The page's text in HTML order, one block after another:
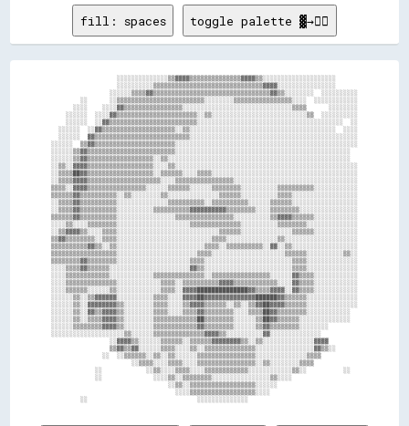
fill: spaces toggle palette ▓→✊🏽
                  ░░░░░░░░░░░░░░▒▒▓▓▓▓▒▒▒▒▒▒▒▒▒▒▒▒▒▒▓▓▓▓▒▒░░░░░░░░░░░░░░░░░░░░
                  ░░░░░░░░░░▒▒▒▒▒▒▒▒▒▒▒▒▒▒▒▒▒▒▒▒▒▒▒▒▒▒▒▒▒▒▓▓▓▓░░░░░░░░░░░░░░░░
                ░░░░░░▒▒▒▒▓▓▒▒▒▒▒▒▒▒▒▒▒▒▒▒▒▒▒▒▒▒▒▒▒▒▒▒▒▒▒▒▒▒▓▓▒▒░░░░░░░░  ░░░░░░░░░░
        ░░      ░░▒▒▒▒▒▒▒▒▒▒▒▒▒▒▒▒▒▒▒▒▒▒▒▒░░░░░░░░▒▒▒▒▒▒▒▒▒▒▒▒▒▒▒▒░░░░  ░░░░░░░░░░░░
      ░░░░    ░░░░▓▓▒▒▒▒▒▒▒▒▒▒▒▒▒▒▒▒░░░░░░░░░░░░░░░░░░░░░░░░░░░░░░▒▒▒▒      ░░░░░░░░
    ░░░░░░  ░░░░▓▓▒▒▒▒▒▒▒▒▒▒▒▒▒▒▒▒▒▒▒▒▒▒░░▒▒░░░░░░░░░░░░░░░░░░░░░░░░░░▒▒  ░░░░░░░░░░
    ░░░░░░  ░░▓▓▒▒▒▒▒▒▒▒▒▒▒▒▒▒▒▒▒▒▒▒▒▒▒▒░░░░░░░░░░░░░░░░░░░░░░░░░░░░░░░░░░░░░░░░  ░░
  ░░░░░░  ░░▓▓▒▒▒▒▒▒▒▒▒▒▒▒▒▒▒▒▒▒▒▒░░▒▒░░░░░░░░░░░░░░░░░░░░░░░░░░░░░░░░░░░░░░░░  ░░░░
  ░░░░░░  ▓▓▒▒▒▒▒▒▒▒▒▒▒▒▒▒▒▒▒▒▒▒▒▒▒▒▒▒░░░░░░░░░░░░░░░░░░░░░░░░░░░░░░░░░░░░░░░░░░░░░░
░░░░░░  ▒▒▓▓▒▒▒▒▒▒▒▒▒▒▒▒▒▒▒▒▒▒▒▒▒▒░░░░░░░░░░░░░░░░░░░░░░░░░░░░░░░░░░░░░░░░░░░░░░░░░░
░░░░░░▒▒▓▓▒▒▒▒▒▒▒▒▒▒▒▒▒▒▒▒▒▒▒▒▒▒▒▒░░░░░░░░░░░░░░░░░░░░░░░░░░░░░░░░░░░░░░░░░░░░░░░░
░░░░░░▒▒▓▓▒▒▒▒▒▒▒▒▒▒▒▒▒▒▒▒▒▒░░▒▒░░░░░░░░░░░░░░░░░░░░░░░░░░░░░░░░░░░░░░░░░░░░░░░░░░
░░▒▒░░▓▓▓▓▒▒▒▒▒▒▒▒▒▒▒▒▒▒▒▒▒▒░░░░▒▒░░░░░░░░░░░░░░░░░░░░░░░░░░░░░░░░░░░░░░░░░░░░░░░░░░
░░▒▒▒▒██▓▓▒▒▒▒▒▒▒▒▒▒▒▒▒▒▒▒▒▒░░▒▒▒▒▒▒░░░░▒▒▒▒░░░░░░░░░░░░░░░░░░░░░░░░░░░░░░░░░░░░░░░░
░░▒▒▒▒▓▓▓▓▒▒▒▒▒▒▒▒▒▒▒▒▒▒▒▒▒▒▒▒░░░░▒▒▒▒▒▒▒▒▒▒▒▒▒▒▒▒░░░░░░░░░░░░░░░░░░░░░░░░░░░░░░░░░░
▒▒▒▒░░▓▓▓▓▒▒▒▒▒▒▒▒▒▒▒▒▒▒▒▒░░░░░░▒▒▒▒▒▒░░░░░░▒▒▒▒▒▒▒▒░░░░░░░░░░▒▒▒▒▒▒▒▒▒▒░░░░░░░░░░░░
▒▒▒▒▒▒▓▓▒▒▒▒▒▒▒▒▒▒░░▒▒░░░░░░░░▒▒░░░░░░░░░░░░░░▒▒▒▒▒▒░░░░░░░░░░▒▒▒▒░░░░░░░░░░░░░░░░░░
░░▒▒▒▒▓▓▒▒▒▒▒▒▒▒▒▒░░░░░░░░░░░░░░▒▒▒▒▒▒▒▒▒▒░░▒▒▒▒▒▒▒▒▒▒░░░░░░▒▒▒▒▒▒░░░░░░░░░░░░░░░░░░
░░▒▒▒▒▓▓▒▒▒▒▒▒▒▒▒▒░░░░░░░░░░▒▒▒▒▒▒▒▒▒▒▓▓▓▓▓▓▓▓▓▓▒▒▒▒▒▒▒▒░░░░▒▒▒▒▒▒▒▒░░░░░░░░░░░░░░░░
▒▒▒▒▒▒▓▓▒▒▒▒▒▒▒▒▒▒░░░░░░░░░░░░░░░░▒▒▒▒▒▒▒▒▒▒▒▒▒▒▒▒░░░░░░░░░░▒▒▓▓▓▓▒▒▒▒▒▒░░░░░░░░░░░░
░░░░▒▒░░░░▒▒▒▒▒▒▒▒░░░░░░░░░░░░░░░░░░░░▒▒▒▒▒▒▒▒▒▒▒▒▒▒░░░░░░░░░░▒▒▒▒▒▒▒▒░░░░░░░░░░░░░░
░░▒▒▓▓▓▓▒▒░░░░▒▒▒▒░░░░░░░░░░░░░░░░░░░░░░░░░░░░▒▒▒▒▒▒░░░░░░░░░░░░░░▒▒▒▒▒▒░░░░░░░░░░░░
▒▒▓▓▒▒▒▒▒▒▒▒░░▒▒▒▒░░░░░░░░░░░░░░░░░░░░░░░░░░▒▒▒▒░░░░░░░░░░░░░░▒▒░░░░░░░░░░░░░░░░░░░░
▒▒▒▒▒▒▒▒▒▒▓▓▒▒░░▒▒░░░░░░░░░░░░░░░░░░░░░░░░▒▒▒▒░░▒▒▒▒▒▒▒▒▒▒░░▓▓░░▒▒░░░░░░░░░░░░░░░░░░
▒▒▒▒▒▒▒▒▒▒▒▒▒▒▒▒▒▒░░░░░░░░░░░░░░░░░░░░░░▒▒▒▒░░░░░░░░░░░░░░░░░░░░▒▒▒▒▒▒░░░░░░░░░░▒▒░░
▒▒▒▒▒▒▒▒▓▓▒▒▒▒▒▒▒▒░░░░░░░░░░░░░░░░░░░░▒▒▒▒░░░░░░░░░░░░░░░░░░░░░░░░▒▒▒▒░░░░░░░░░░░░░░
░░░░▒▒▒▒▓▓▒▒▒▒▒▒░░░░░░░░░░░░░░░░░░░░░░▓▓▒▒░░░░░░░░░░░░░░░░░░░░░░░░▒▒▒▒░░░░░░░░░░░░░░
░░░░▒▒▒▒▒▒▒▒▒▒▒▒░░░░░░░░░░░░▒▒▒▒▒▒▒▒▒▒▒▒▒▒░░▒▒▒▒▒▒▒▒▒▒▒▒▒▒▒▒░░░░░░▓▓▒▒▒▒░░░░░░░░░░░░
░░░░▒▒▒▒▒▒▒▒▒▒▒▒▒▒░░░░░░░░░░░░▒▒▒▒░░▒▒▒▒▒▒▒▒▒▒▓▓▓▓▒▒▒▒▒▒▒▒▒▒▒▒░░░░▓▓▒▒▒▒░░░░░░░░░░░░
░░░░▒▒▒▒▒▒░░░░░░▒▒░░░░░░░░░░░░▒▒▒▒░░▓▓▓▓██████████████▓▓▒▒▒▒▓▓▓▓░░▓▓▒▒▒▒░░░░░░░░░░░░
░░░░░░▒▒░░▒▒▓▓▓▓▓▓░░░░░░░░░░▒▒▒▒░░░░▓▓▓▓██▓▓▓▓▓▓▓▓▓▓▓▓▓▓██████▓▓▒▒▒▒▒▒░░░░░░░░░░░░░░
░░░░░░▒▒░░▓▓▓▓▓▓▓▓▒▒░░░░░░░░▒▒▒▒░░░░▒▒▓▓▓▓▒▒▒▒▒▒░░▒▒░░▒▒▓▓██▓▓▓▓▒▒▒▒▒▒░░░░░░░░░░░░░░
░░░░░░▒▒░░▓▓▒▒▓▓▓▓▒▒░░░░░░░░▒▒▒▒░░░░▒▒▒▒▓▓▒▒▒▒▒▒▒▒░░░░▒▒▒▒██▓▓▒▒▒▒▒▒▒▒░░░░░░░░░░░░
░░░░░░▒▒░░▒▒▒▒▓▓▓▓▒▒░░░░░░░░▒▒▒▒▒▒▒▒▒▒▒▒██▒▒▒▒▒▒▒▒░░░░░░▒▒██▓▓▒▒▒▒▒▒░░░░░░░░░░░░░░
░░░░░░▒▒▒▒▒▒▒▒▓▓▓▓▒▒░░░░░░░░▒▒▒▒▒▒▒▒▒▒▒▒▓▓▒▒▒▒▒▒▒▒░░░░░░▒▒▓▓▒▒▒▒▒▒▒▒░░░░░░░░
░░░░░░░░░░░░░░░░░░░░▒▒░░░░░░▒▒▒▒▒▒▒▒▒▒▒▒▒▒▓▓▓▓▒▒░░░░░░░░░░▓▓░░░░░░░░░░░░░░
                ░░▓▓▓▓▒▒░░░░░░▒▒▒▒▒▒░░▒▒▒▒▒▒▓▓▓▓▓▓▓▓▒▒░░▒▒░░░░░░░░░░░░░░▓▓▓▓
                ▒▒▓▓▒▒▓▓░░░░░░▒▒▒▒░░░░▒▒░░▒▒▒▒▒▒▒▒▒▒▒▒▒▒░░░░░░░░░░░░░░░░▓▓▒▒░░
              ░░  ░░▒▒▒▒▒▒░░▒▒░░▒▒░░░░░░▒▒▒▒▒▒▒▒▒▒▒▒▒▒▒▒░░░░░░░░░░░░░░▒▒▒▒
                      ░░▒▒▒▒░░░░▒▒▒▒░░░░▒▒▒▒▒▒▒▒▒▒▒▒▒▒▒▒░░▒▒░░░░░░░░▒▒▒▒
            ░░            ░░▒▒░░░░▒▒▒▒░░░░▒▒▒▒▒▒▒▒▒▒▒▒░░░░░░░░░░░░▒▒░░          ░░
            ░░              ░░░░▒▒░░▒▒▒▒▒▒▒▒░░░░░░░░░░░░░░░░▒▒░░░░
                                ░░▒▒░░▒▒▒▒▒▒▒▒▒▒▒▒▒▒▒▒▒▒░░░░░░
                                  ░░░░▒▒▒▒▒▒▒▒▒▒▒▒▒▒▒▒▒▒░░░░